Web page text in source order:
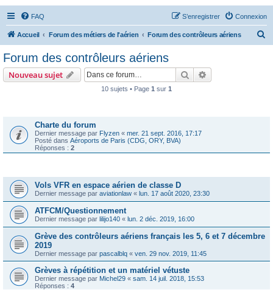
FAQ Connexion
S’enregistrer
Accueil Forum des métiers de l'aérien Forum des contrôleurs aériens
Forum des contrôleurs aériens
Nouveau sujet Rechercher
10 sujets • Page 1 sur 1
Charte du forum
Dernier message par Flyzen « mer. 21 sept. 2016, 17:17
Posté dans Aéroports de Paris (CDG, ORY, BVA)
Réponses : 2
Vols VFR en espace aérien de classe D
Dernier message par aviationlaw « lun. 17 août 2020, 23:30
ATFCM/Questionnement
Dernier message par lilijo140 « lun. 2 déc. 2019, 16:00
Grève des contrôleurs aériens français les 5, 6 et 7 décembre
2019
Dernier message par pascalblq « ven. 29 nov. 2019, 11:45
Grèves à répétition et un matériel vétuste
Dernier message par Michel29 « sam. 14 juil. 2018, 15:53
Réponses : 4